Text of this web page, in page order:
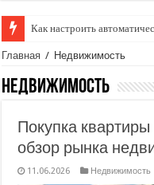
Как настроить
Главная / Недвижимость
Недвижимость
Покупка
обзор рынка
11.06.2026 Недвижимость